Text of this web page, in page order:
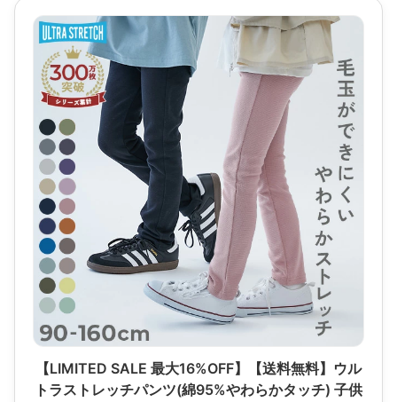
【LIMITED SALE 最大16%OFF】【送料無料】ウル
トラストレッチパンツ(綿95%やわらかタッチ) 子供